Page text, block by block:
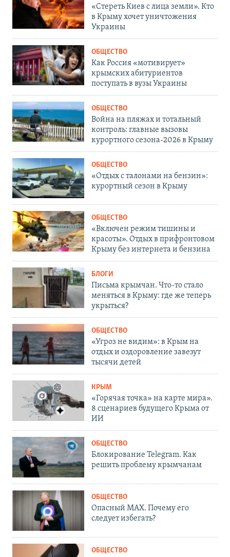
«Стереть Киев с лица земли». Кто
в Крыму хочет уничтожения
Украины
ОБЩЕСТВО
Как Россия «мотивирует»
крымских абитуриентов
поступать в вузы Украины
ОБЩЕСТВО
Война на пляжах и тотальный
контроль: главные вызовы
курортного сезона-2026 в Крыму
ОБЩЕСТВО
«Отдых с талонами на бензин»:
курортный сезон в Крыму
ОБЩЕСТВО
«Включен режим тишины и
красоты». Отдых в прифронтовом
Крыму без интернета и бензина
БЛОГИ
Письма крымчан. Что-то стало
меняться в Крыму: где же теперь
укрыться?
ОБЩЕСТВО
«Угроз не видим»: в Крым на
отдых и оздоровление завезут
тысячи детей
КРЫМ
«Горячая точка» на карте мира».
8 сценариев будущего Крыма от
ИИ
ОБЩЕСТВО
Блокирование Telegram. Как
решить проблему крымчанам
ОБЩЕСТВО
Опасный MAX. Почему его
следует избегать?
ОБЩЕСТВО